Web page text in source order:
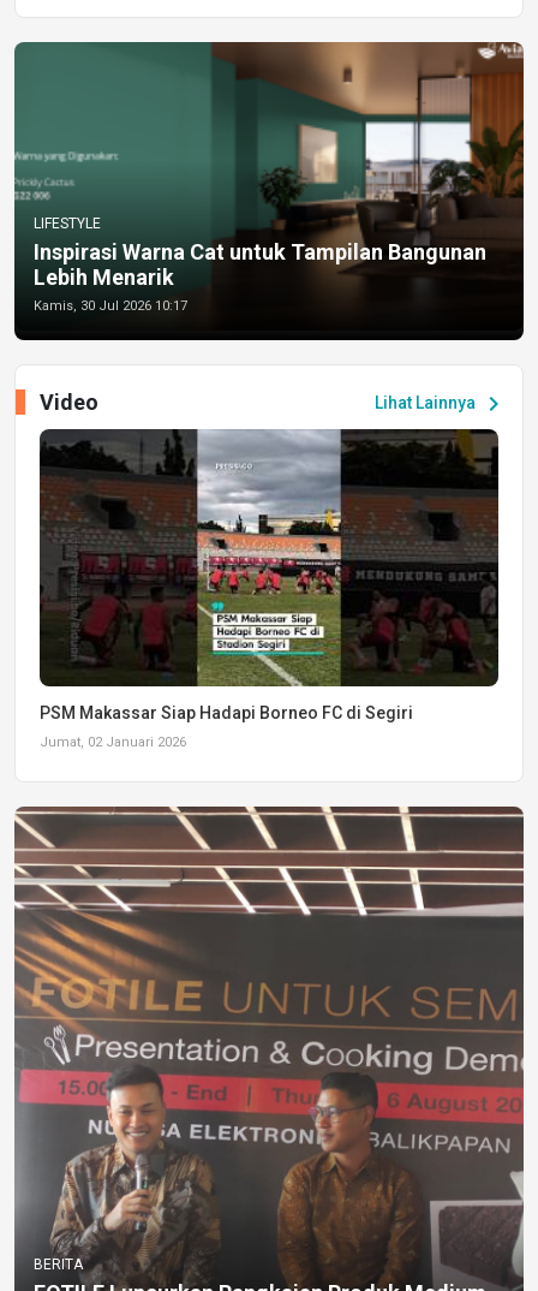
LIFESTYLE
Inspirasi Warna Cat untuk Tampilan Bangunan
Lebih Menarik
Kamis, 30 Jul 2026 10:17
Lihat Lainnya chevron_right
Video
PSM Makassar Siap Hadapi Borneo FC di Segiri
Jumat, 02 Januari 2026
BERITA